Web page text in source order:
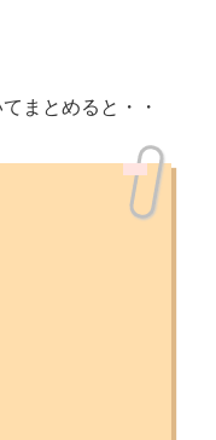
まとめると・・